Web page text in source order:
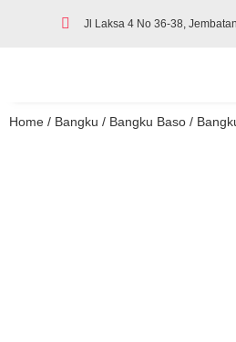
Jl Laksa 4 No 36-38,
Home / Bangku / Bangku Baso /